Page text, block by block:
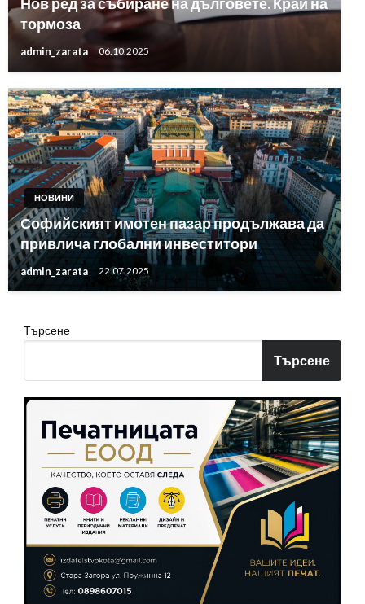
тормоза
admin_zarata 06.10.2025
НОВИНИ
Софийският имотен пазар продължава да
привлича глобални инвеститори
admin_zarata 22.07.2025
Търсене
Търсене